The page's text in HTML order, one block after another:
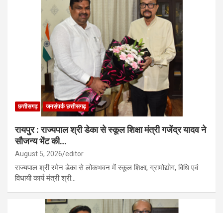
छत्तीसगढ़ जनसंपर्क छत्तीसगढ़
रायपुर : राज्यपाल श्री डेका से स्कूल शिक्षा मंत्री गजेंद्र यादव ने
सौजन्य भेंट की…
August 5, 2026 editor
राज्यपाल श्री रमेन डेका से लोकभवन में स्कूल शिक्षा, ग्रामोद्योग, विधि एवं
विधायी कार्य मंत्री श्री…